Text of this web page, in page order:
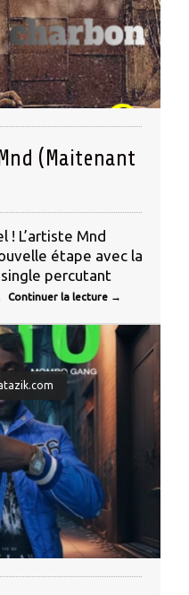
(Maitenant
! L’artiste Mnd
étape avec la
percutant
Continuer la lecture →